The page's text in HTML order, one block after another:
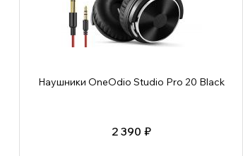
Наушники OneOdio Studio Pro 20 Black
2 390 ₽